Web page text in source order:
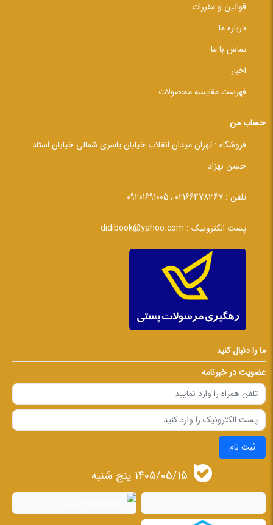
قوانین و مقررات
درباره ما
تماس با ما
اخبار
فهرست مقایسه محصولات
حساب من
فروشگاه : تهران میدان انقلاب خیابان یاسری شمالی خیابان استاد
حسن بهزاد
تلفن : 02166478367 , 09201691005
پست الکترونیک : didibook@yahoo.com
ما را دنبال کنید
عضویت در خبرنامه
ثبت نام
1405/05/15 پنج شنبه